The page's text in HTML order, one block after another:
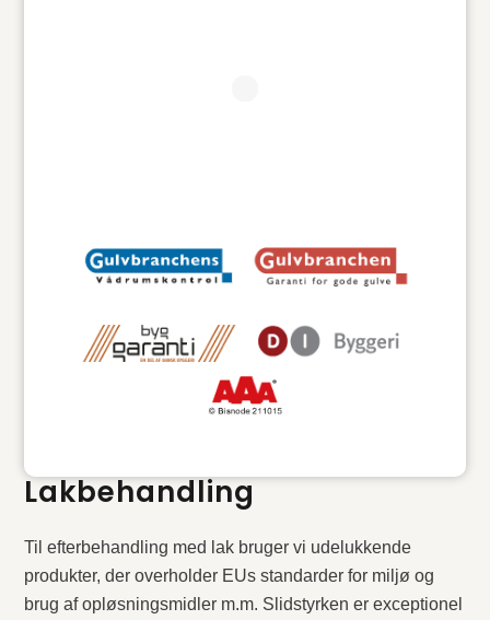
Lakbehandling
Til efterbehandling med lak bruger vi udelukkende
produkter, der overholder EUs standarder for miljø og
brug af opløsningsmidler m.m. Slidstyrken er exceptionel